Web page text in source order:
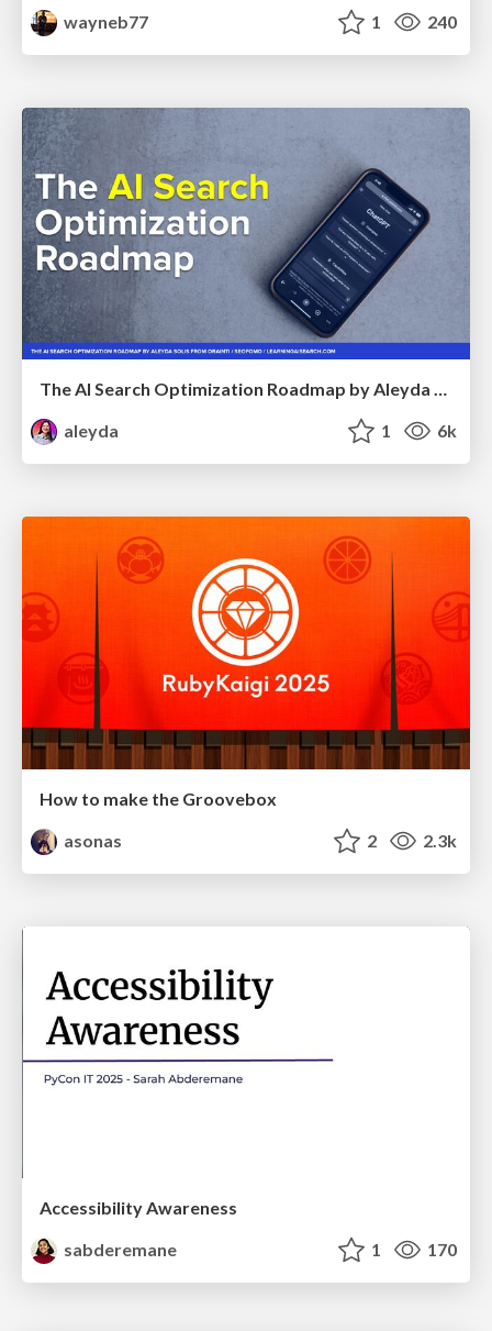
wayneb77
1 240
The AI Search Optimization Roadmap by Aleyda Solis
aleyda
1 6k
How to make the Groovebox
asonas
2 2.3k
Accessibility Awareness
sabderemane
1 170